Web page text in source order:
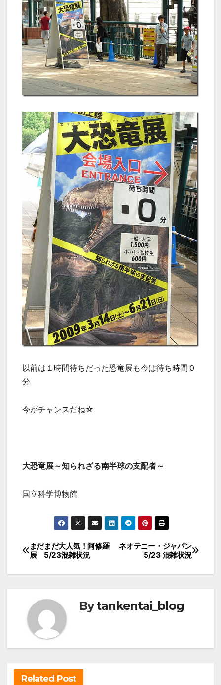
以前は１時間待ちだった恐竜展も今は待ち時間０
分
今がチャンスだね☆
大恐竜展～知られざる南半球の支配者～
国立科学博物館
投
稿
ナ
ゲ
ー
シ
ョ
ン
ネオテニー・ジャパン
5/23 混雑状況
まだまだ大人気！阿修羅
展 5/23混雑状況
Bytankentai_blog
Related Post